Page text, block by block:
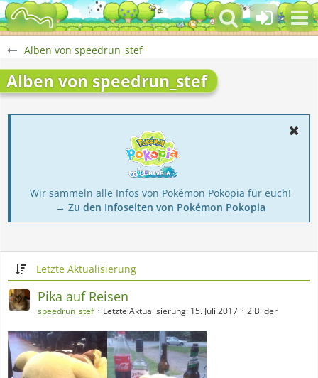
Alben von speedrun_stef
Alben von speedrun_stef
Wir sammeln alle Infos von Pokémon Pokopia für euch!
→ Zu den Infoseiten von Pokémon Pokopia
Letzte Aktualisierung
Pika auf Reisen
speedrun_stef Letzte Aktualisierung: 15. Juli 2017 2 Bilder